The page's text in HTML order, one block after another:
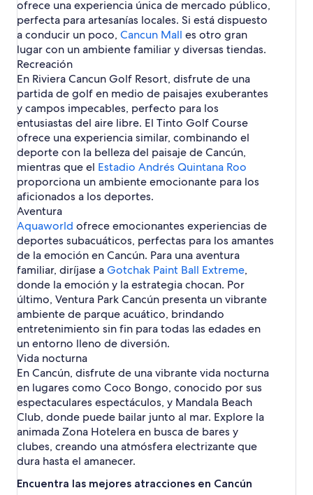
a
n
c
ú
a
l
u
e
r
t
o
C
a
n
c
ú
n
M
a
r
i
n
a
T
o
w
C
e
n
t
e
r
e
r
c
i
l
P
l
a
z
a
a
s
A
m
é
r
c
a
s
o
r
u
g
a
s
a
n
c
ú
a
n
s
e
n
C
a
n
c
ú
n
e
s
e
n
C
a
n
c
ú
n
s
s
h
t
e
l
e
s
e
n
C
a
n
c
ú
n
n
c
o
n
s
e
j
e
e
n
C
a
c
ú
n
d
e
5
e
t
r
e
l
l
a
e
n
C
a
n
c
n
d
e
u
é
s
p
e
d
e
s
e
n
C
a
n
c
ú
n
l
e
j
o
s
t
u
r
í
s
t
i
c
s
e
n
C
a
n
c
ú
n
ofrece una experiencia única de mercado público,
perfecta para artesanías locales. Si está dispuesto
a conducir un poco, Cancun Mall es otro gran
lugar con un ambiente familiar y diversas tiendas.
Recreación
En Riviera Cancun Golf Resort, disfrute de una
partida de golf en medio de paisajes exuberantes
y campos impecables, perfecto para los
entusiastas del aire libre. El Tinto Golf Course
ofrece una experiencia similar, combinando el
deporte con la belleza del paisaje de Cancún,
mientras que el Estadio Andrés Quintana Roo
proporciona un ambiente emocionante para los
aficionados a los deportes.
Aventura
Aquaworld ofrece emocionantes experiencias de
deportes subacuáticos, perfectas para los amantes
de la emoción en Cancún. Para una aventura
familiar, diríjase aGotchak Paint Ball Extreme,
donde la emoción y la estrategia chocan. Por
último, Ventura Park Cancún presenta un vibrante
ambiente de parque acuático, brindando
entretenimiento sin fin para todas las edades en
un entorno lleno de diversión.
Vida nocturna
En Cancún, disfrute de una vibrante vida nocturna
en lugares como Coco Bongo, conocido por sus
espectaculares espectáculos, y Mandala Beach
Club, donde puede bailar junto al mar. Explore la
animada Zona Hotelera en busca de bares y
clubes, creando una atmósfera electrizante que
dura hasta el amanecer.
Encuentra las mejores atracciones en Cancún